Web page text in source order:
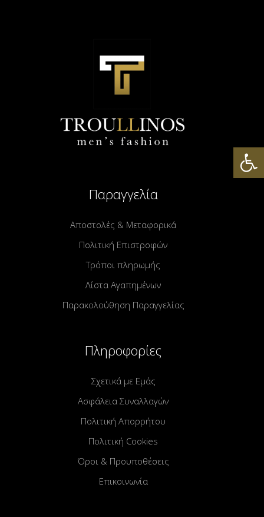
Παραγγελία
Αποστολές & Μεταφορικά
Πολιτική Επιστροφών
Τρόποι πληρωμής
Λίστα Αγαπημένων
Παρακολούθηση Παραγγελίας
Πληροφορίες
Σχετικά με Εμάς
Ασφάλεια Συναλλαγών
Πολιτική Απορρήτου
Πολιτική Cookies
Όροι & Προυποθέσεις
Επικοινωνία